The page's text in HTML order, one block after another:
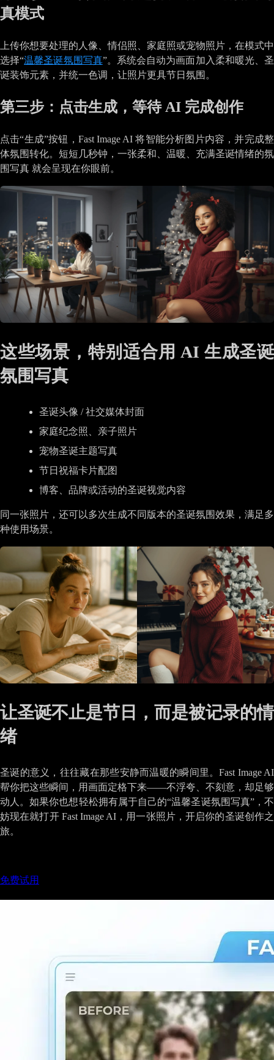
真模式
上传你想要处理的人像、情侣照、家庭照或宠物照片，在模式中
选择“温馨圣诞氛围写真”。系统会自动为画面加入柔和暖光、圣
诞装饰元素，并统一色调，让照片更具节日氛围。
第三步：点击生成，等待 AI 完成创作
点击“生成”按钮，Fast Image AI 将智能分析图片内容，并完成整
体氛围转化。短短几秒钟，一张柔和、温暖、充满圣诞情绪的氛
围写真 就会呈现在你眼前。
这些场景，特别适合用 AI 生成圣诞
氛围写真
圣诞头像 / 社交媒体封面
家庭纪念照、亲子照片
宠物圣诞主题写真
节日祝福卡片配图
博客、品牌或活动的圣诞视觉内容
同一张照片，还可以多次生成不同版本的圣诞氛围效果，满足多
种使用场景。
让圣诞不止是节日，而是被记录的情
绪
圣诞的意义，往往藏在那些安静而温暖的瞬间里。Fast Image AI
帮你把这些瞬间，用画面定格下来——不浮夸、不刻意，却足够
动人。如果你也想轻松拥有属于自己的“温馨圣诞氛围写真”，不
妨现在就打开 Fast Image AI，用一张照片，开启你的圣诞创作之
旅。
免费试用